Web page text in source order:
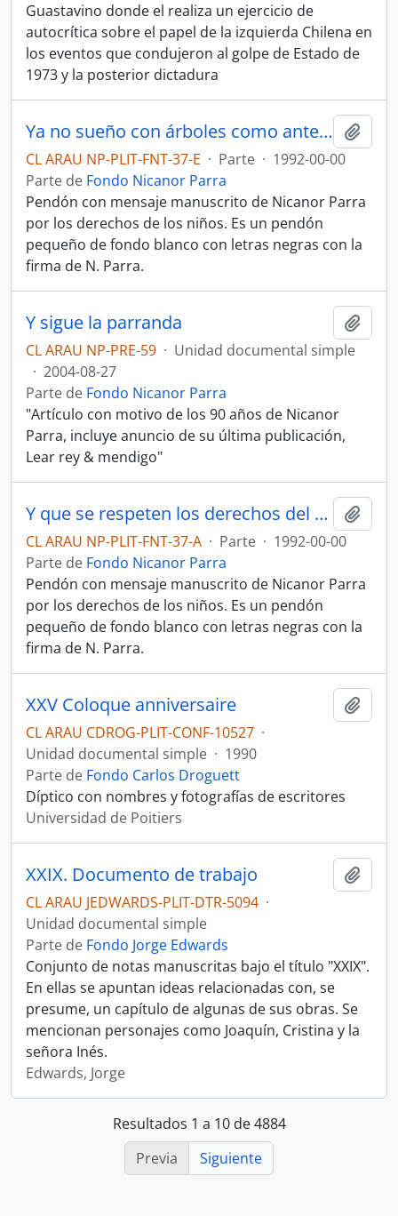
Guastavino donde el realiza un ejercicio de
autocrítica sobre el papel de la izquierda Chilena en
los eventos que condujeron al golpe de Estado de
1973 y la posterior dictadura
Ya no sueño con árboles como antes…
CL ARAU NP-PLIT-FNT-37-E · Parte · 1992-00-00
Parte de Fondo Nicanor Parra
Pendón con mensaje manuscrito de Nicanor Parra
por los derechos de los niños. Es un pendón
pequeño de fondo blanco con letras negras con la
firma de N. Parra.
Y sigue la parranda
CL ARAU NP-PRE-59 · Unidad documental simple
· 2004-08-27
Parte de Fondo Nicanor Parra
"Artículo con motivo de los 90 años de Nicanor
Parra, incluye anuncio de su última publicación,
Lear rey & mendigo"
Y que se respeten los derechos del niño.
CL ARAU NP-PLIT-FNT-37-A · Parte · 1992-00-00
Parte de Fondo Nicanor Parra
Pendón con mensaje manuscrito de Nicanor Parra
por los derechos de los niños. Es un pendón
pequeño de fondo blanco con letras negras con la
firma de N. Parra.
XXV Coloque anniversaire
CL ARAU CDROG-PLIT-CONF-10527 ·
Unidad documental simple · 1990
Parte de Fondo Carlos Droguett
Díptico con nombres y fotografías de escritores
Universidad de Poitiers
XXIX. Documento de trabajo
CL ARAU JEDWARDS-PLIT-DTR-5094 ·
Unidad documental simple
Parte de Fondo Jorge Edwards
Conjunto de notas manuscritas bajo el título "XXIX".
En ellas se apuntan ideas relacionadas con, se
presume, un capítulo de algunas de sus obras. Se
mencionan personajes como Joaquín, Cristina y la
señora Inés.
Edwards, Jorge
Resultados 1 a 10 de 4884
Previa
Siguiente